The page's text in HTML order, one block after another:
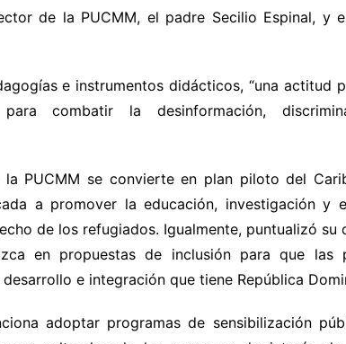
de la PUCMM, el padre Secilio Espinal, y
e instrumentos didácticos, “una actitud
combatir la desinformación,
PUCMM se convierte en plan piloto del
a promover la educación, investigación y
de los refugiados. Igualmente, puntualizó su
en propuestas de inclusión para que las
e integración que tiene República
adoptar programas de sensibilización